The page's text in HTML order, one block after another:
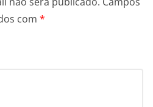
com *